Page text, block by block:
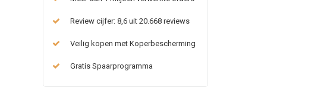
Review cijfer: 8,6 uit 20.668 reviews
Veilig kopen met Koperbescherming
Gratis Spaarprogramma